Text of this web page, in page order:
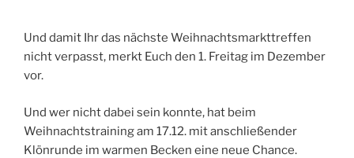
Und damit Ihr das nächste Weihnachtsmarkttreffen
nicht verpasst, merkt Euch den 1. Freitag im Dezember
vor.
Und wer nicht dabei sein konnte, hat beim
Weihnachtstraining am 17.12. mit anschließender
Klönrunde im warmen Becken eine neue Chance.